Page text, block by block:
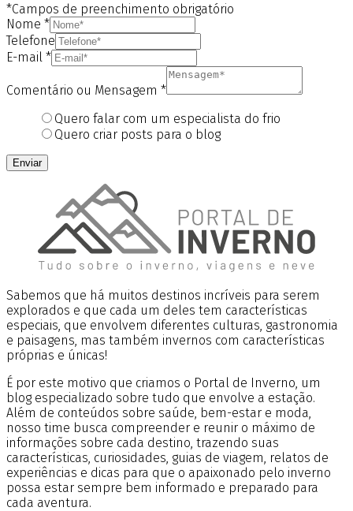
*Campos de preenchimento obrigatório
Nome *
Telefone
E-mail *
Comentário ou Mensagem *
Quero falar com um especialista do frio
Quero criar posts para o blog
Enviar
Sabemos que há muitos destinos incríveis para serem
explorados e que cada um deles tem características
especiais, que envolvem diferentes culturas, gastronomia
e paisagens, mas também invernos com características
próprias e únicas!
É por este motivo que criamos o Portal de Inverno, um
blog especializado sobre tudo que envolve a estação.
Além de conteúdos sobre saúde, bem-estar e moda,
nosso time busca compreender e reunir o máximo de
informações sobre cada destino, trazendo suas
características, curiosidades, guias de viagem, relatos de
experiências e dicas para que o apaixonado pelo inverno
possa estar sempre bem informado e preparado para
cada aventura.